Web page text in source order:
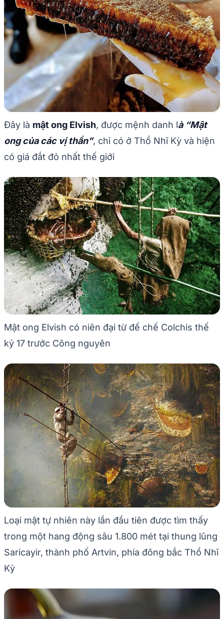
Đây là mật ong Elvish, được mệnh danh là “Mật
ong của các vị thần”, chỉ có ở Thổ Nhĩ Kỳ và hiện
có giá đắt đỏ nhất thế giới
Mật ong Elvish có niên đại từ đế chế Colchis thế
kỷ 17 trước Công nguyên
Loại mật tự nhiên này lần đầu tiên được tìm thấy
trong một hang động sâu 1.800 mét tại thung lũng
Saricayir, thành phố Artvin, phía đông bắc Thổ Nhĩ
Kỳ